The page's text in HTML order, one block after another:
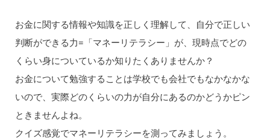
お金に関する情報や知識を正しく理解して、自分で正しい
判断ができる力=「マネーリテラシー」が、現時点でどの
くらい身についているか知りたくありませんか？
お金について勉強することは学校でも会社でもなかなかな
いので、実際どのくらいの力が自分にあるのかどうかピン
ときませんよね。
クイズ感覚でマネーリテラシーを測ってみましょう。